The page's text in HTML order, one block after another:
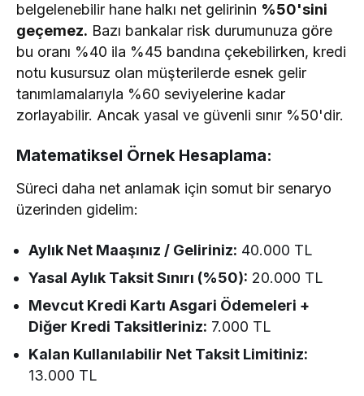
belgelenebilir hane halkı net gelirinin %50'sini
geçemez. Bazı bankalar risk durumunuza göre
bu oranı %40 ila %45 bandına çekebilirken, kredi
notu kusursuz olan müşterilerde esnek gelir
tanımlamalarıyla %60 seviyelerine kadar
zorlayabilir. Ancak yasal ve güvenli sınır %50'dir.
Matematiksel Örnek Hesaplama:
Süreci daha net anlamak için somut bir senaryo
üzerinden gidelim:
Aylık Net Maaşınız / Geliriniz: 40.000 TL
Yasal Aylık Taksit Sınırı (%50): 20.000 TL
Mevcut Kredi Kartı Asgari Ödemeleri +
Diğer Kredi Taksitleriniz: 7.000 TL
Kalan Kullanılabilir Net Taksit Limitiniz:
13.000 TL